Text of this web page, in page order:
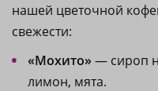
нашей цветочной
свежести:
«Мохито»— сироп
лимон, мята.